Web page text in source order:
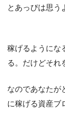
とあっぴは思う
稼げるようにな
る。だけどそれ
なのであなたが
に稼げる資産ブ